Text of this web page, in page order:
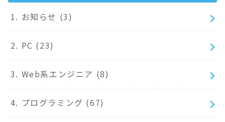
1. お知らせ (3)
2. PC (23)
3. Web系エンジニア (8)
4. プログラミング (67)